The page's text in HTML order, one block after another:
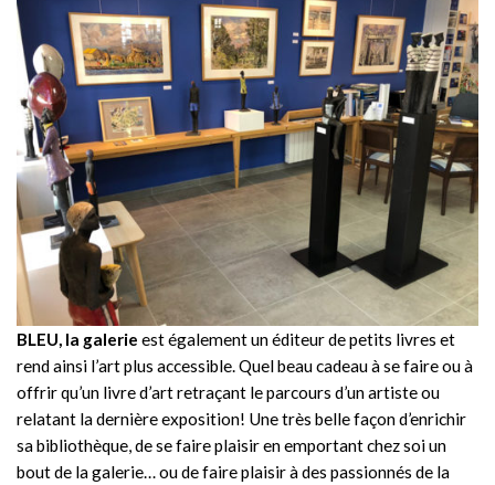
BLEU, la galerie est également un éditeur de petits livres et
rend ainsi l’art plus accessible. Quel beau cadeau à se faire ou à
offrir qu’un livre d’art retraçant le parcours d’un artiste ou
relatant la dernière exposition! Une très belle façon d’enrichir
sa bibliothèque, de se faire plaisir en emportant chez soi un
bout de la galerie… ou de faire plaisir à des passionnés de la